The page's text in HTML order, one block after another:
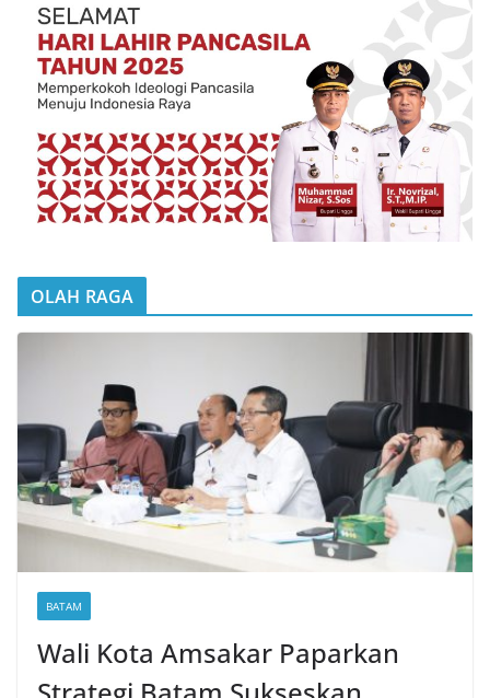
OLAH RAGA
BATAM
Wali Kota Amsakar Paparkan